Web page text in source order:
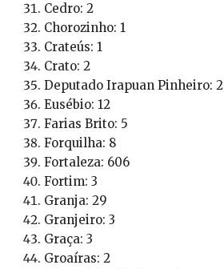
Cedro: 2
Chorozinho: 1
Crateús: 1
Crato: 2
Deputado Irapuan Pinheiro: 2
Eusébio: 12
Farias Brito: 5
Forquilha: 8
Fortaleza: 606
Fortim: 3
Granja: 29
Granjeiro: 3
Graça: 3
Groaíras: 2